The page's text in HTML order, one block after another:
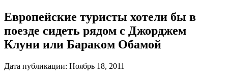
Европейские туристы хотели бы в
поезде сидеть рядом с Джорджем
Клуни или Бараком Обамой
Дата публикации: Ноябрь 18, 2011